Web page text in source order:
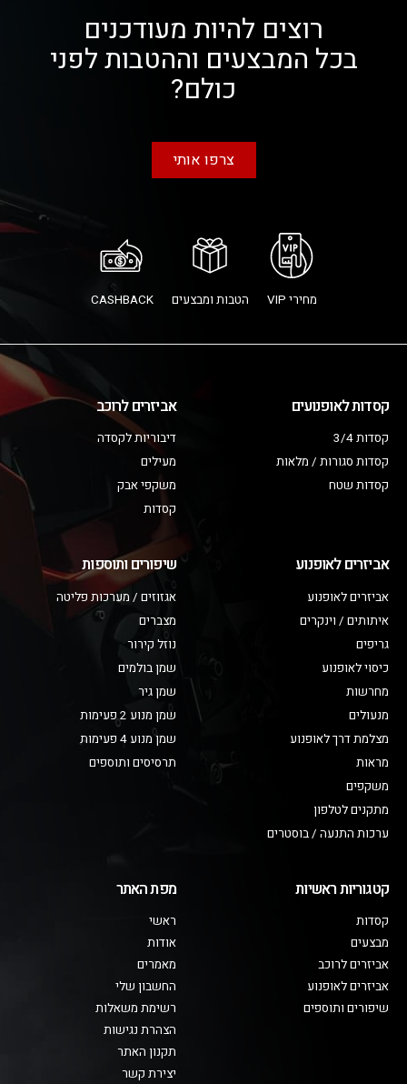
רוצים להיות מעודכנים
בכל המבצעים וההטבות לפני
כולם?
צרפו אותי
מחירי VIP הטבות ומבצעים CASHBACK
קסדות לאופנועים
קסדות 3/4
קסדות סגורות / מלאות
קסדות שטח
אביזרים לרוכב
דיבוריות לקסדה
מעילים
משקפי אבק
קסדות
אביזרים לאופנוע
אביזרים לאופנוע
איתותים / וינקרים
גריפים
כיסוי לאופנוע
מחרשות
מנעולים
מצלמת דרך לאופנוע
מראות
משקפים
מתקנים לטלפון
ערכות התנעה / בוסטרים
שיפורים ותוספות
אגזוזים / מערכות פליטה
מצברים
נוזל קירור
שמן בולמים
שמן גיר
שמן מנוע 2 פעימות
שמן מנוע 4 פעימות
תרסיסים ותוספים
קטגוריות ראשיות
קסדות
מבצעים
אביזרים לרוכב
אביזרים לאופנוע
שיפורים ותוספים
מפת האתר
ראשי
אודות
מאמרים
החשבון שלי
רשימת משאלות
הצהרת נגישות
תקנון האתר
יצירת קשר